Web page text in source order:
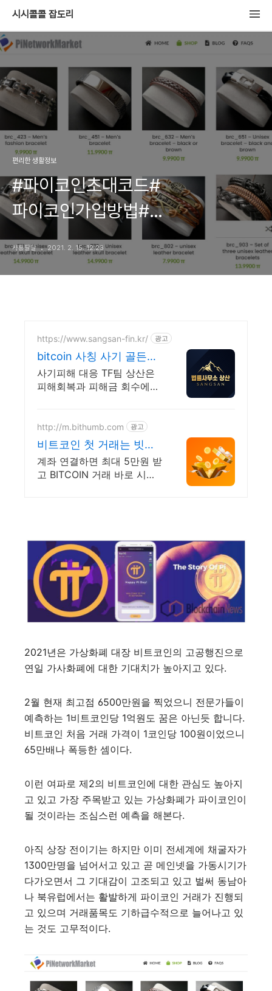
시시콜콜 잡도리
편리한 생활정보
#파이코인초대코드#
파이코인가입방법#
파이코인거래비트코인(bitcoin)
가격,파이코인(picone) 거래하기,
파이#가상화폐거래소#빗썸
사통팔달 2021. 2. 15. 12:23
https://www.sangsan-fin.kr/ 광고
bitcoin 사칭 사기 골든타
임 대응
사기피해 대응 TF팀 상산은
피해회복과 피해금 회수에
하고 있습니다.
http://m.bithumb.com 광고
비트코인 첫 거래는 빗썸
에서 신규 가입 시 5만원
혜택
계좌 연결하면 최대 5만원 받
고 BITCOIN 거래 바로 시작
2021년은 가상화폐 대장 비트코인의 고공행진으로
연일 가사화폐에 대한 기대치가 높아지고 있다.
2월 현재 최고점 6500만원을 찍었으니 전문가들이
예측하는 1비트코인당 1억원도 꿈은 아닌듯 합니다.
비트코인 처음 거래 가격이 1코인당 100원이었으니
65만배나 폭등한 셈이다.
이런 여파로 제2의 비트코인에 대한 관심도 높아지
고 있고 가장 주목받고 있는 가상화폐가 파이코인이
될 것이라는 조심스런 예측을 해본다.
아직 상장 전이기는 하지만 이미 전세계에 채굴자가
1300만명을 넘어서고 있고 곧 메인넷을 가동시기가
다가오면서 그 기대감이 고조되고 있고 벌써 동남아
나 북유럽에서는 활발하게 파이코인 거래가 진행되
고 있으며 거래품목도 기하급수적으로 늘어나고 있
는 것도 고무적이다.